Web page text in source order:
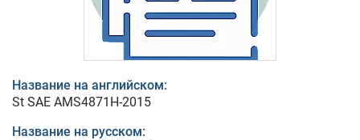
Название на английском:
St SAE AMS4871H-2015
Название на русском: